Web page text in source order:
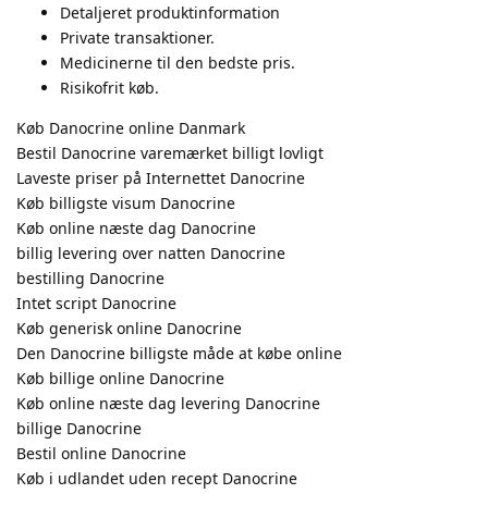
Detaljeret produktinformation
Private transaktioner.
Medicinerne til den bedste pris.
Risikofrit køb.
Køb Danocrine online Danmark
Bestil Danocrine varemærket billigt lovligt
Laveste priser på Internettet Danocrine
Køb billigste visum Danocrine
Køb online næste dag Danocrine
billig levering over natten Danocrine
bestilling Danocrine
Intet script Danocrine
Køb generisk online Danocrine
Den Danocrine billigste måde at købe online
Køb billige online Danocrine
Køb online næste dag levering Danocrine
billige Danocrine
Bestil online Danocrine
Køb i udlandet uden recept Danocrine